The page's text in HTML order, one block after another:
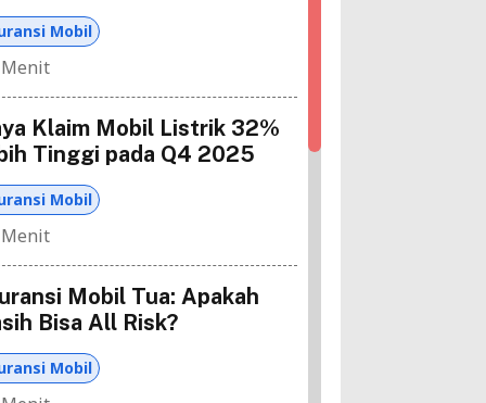
Mobil
Klaim Mobil Listrik 32%
Tinggi pada Q4 2025
Mobil
Mobil Tua: Apakah
Bisa All Risk?
Mobil